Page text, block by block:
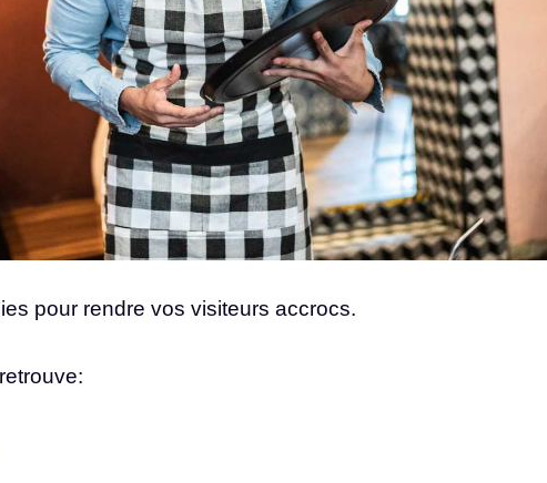
pour rendre vos visiteurs accrocs.